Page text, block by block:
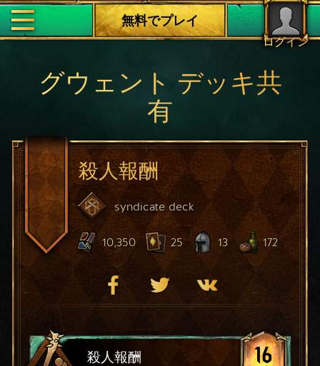
ログイン
無料でプレイ
グウェント デッキ共
有
殺人報酬
syndicate deck
10,350 25 13 172
殺人報酬 16